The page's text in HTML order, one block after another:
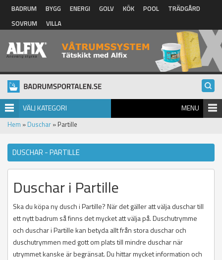
Hoppa till huvudinnehåll
BADRUM BYGG ENERGI GOLV KÖK POOL
TRÄDGÅRD
SOVRUM
VILLA
VÄLJ KATEGORI MENU
Hem » Duschar » Partille
DUSCHAR - PARTILLE
Duschar i Partille
Ska du köpa ny dusch i Partille? När det gäller att välja duschar till
ett nytt badrum så finns det mycket att välja på. Duschutrymme
och duschar i Partille kan betyda allt från stora duschar och
duschutrymmen med gott om plats till mindre duschar när
utrymmet kanske är begränsat. Du hittar mycket information och